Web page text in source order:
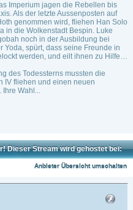
Imperium jagen die Rebellen bis
Als der letzte Aussenposten auf
genommen wird, fliehen Han Solo
in die Wolkenstadt Bespin. Luke
noch in der Ausbildung bei
Yoda, spürt, dass seine Freunde in
werden, und eilt ihnen zu Hilfe…
des Todessterns mussten die
IV fliehen und einen neuen
Ihre Wahl...
Dieser Stream wird gehostet bei:
Anbieter Übersicht umschalten